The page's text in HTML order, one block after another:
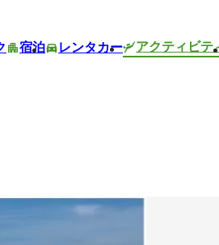
宿泊 レンタカー アクティビテ